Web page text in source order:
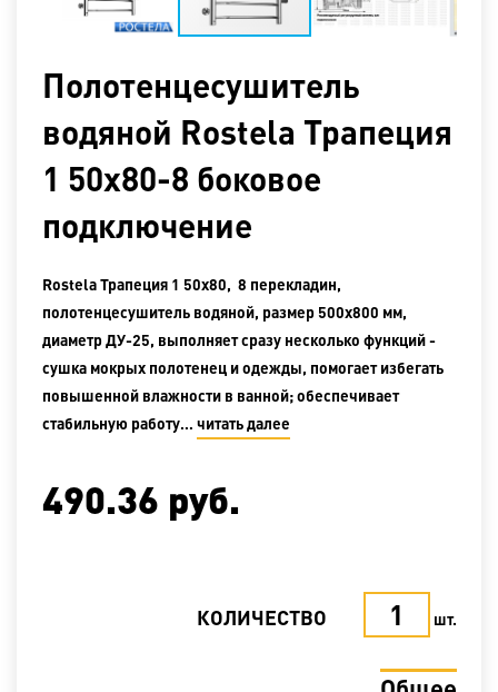
Полотенцесушитель
водяной Rostela Трапеция
1 50x80-8 боковое
подключение
Rostela Трапеция 1 50x80, 8 перекладин,
полотенцесушитель водяной, размер 500х800 мм,
диаметр ДУ-25, выполняет сразу несколько функций -
сушка мокрых полотенец и одежды, помогает избегать
повышенной влажности в ванной; обеспечивает
стабильную работу… читать далее
490.36 руб.
КОЛИЧЕСТВО шт.